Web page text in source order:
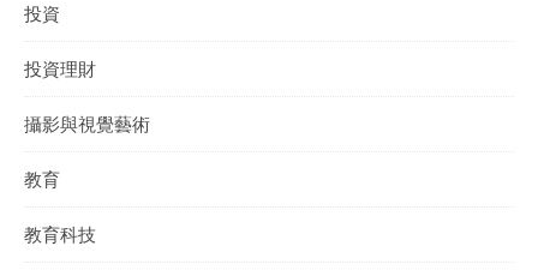
投資
投資理財
攝影與視覺藝術
教育
教育科技